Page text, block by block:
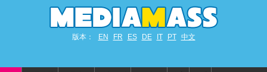
版本： EN FR ES DE IT PT 中文